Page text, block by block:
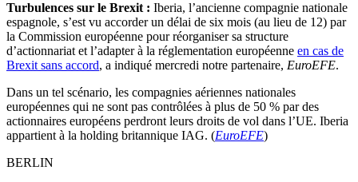
Turbulences sur le Brexit : Iberia, l’ancienne compagnie nationale
espagnole, s’est vu accorder un délai de six mois (au lieu de 12) par
la Commission européenne pour réorganiser sa structure
d’actionnariat et l’adapter à la réglementation européenne en cas de
Brexit sans accord, a indiqué mercredi notre partenaire, EuroEFE.
Dans un tel scénario, les compagnies aériennes nationales
européennes qui ne sont pas contrôlées à plus de 50 % par des
actionnaires européens perdront leurs droits de vol dans l’UE. Iberia
appartient à la holding britannique IAG. (EuroEFE)
BERLIN